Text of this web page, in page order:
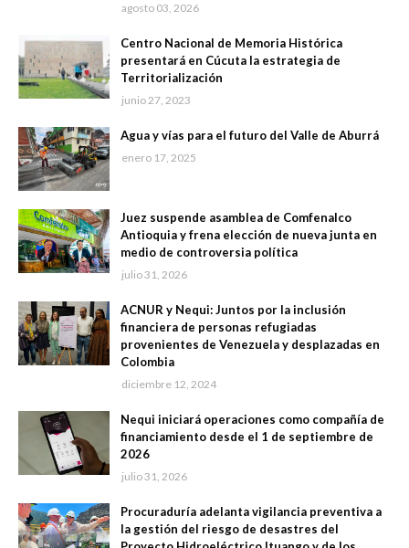
agosto 03, 2026
Centro Nacional de Memoria Histórica
presentará en Cúcuta la estrategia de
Territorialización
junio 27, 2023
Agua y vías para el futuro del Valle de Aburrá
enero 17, 2025
Juez suspende asamblea de Comfenalco
Antioquia y frena elección de nueva junta en
medio de controversia política
julio 31, 2026
ACNUR y Nequi: Juntos por la inclusión
financiera de personas refugiadas
provenientes de Venezuela y desplazadas en
Colombia
diciembre 12, 2024
Nequi iniciará operaciones como compañía de
financiamiento desde el 1 de septiembre de
2026
julio 31, 2026
Procuraduría adelanta vigilancia preventiva a
la gestión del riesgo de desastres del